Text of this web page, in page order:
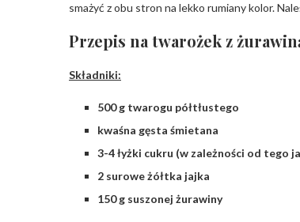
smażyć z obu stron na lekko rumiany kolor.
Przepis na twarożek z
Składniki:
500 g twarogu półtłustego
kwaśna gęsta śmietana
3-4 łyżki cukru (w zależności od tego
2 surowe żółtka jajka
150 g suszonej żurawiny